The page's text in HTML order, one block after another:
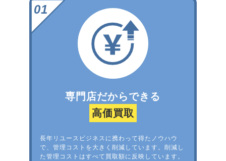
専門店だからできる
高価買取
長年リユースビジネスに携わって得たノウハウ
で、管理コストを大きく削減しています。削減し
た管理コストはすべて買取額に反映しています。